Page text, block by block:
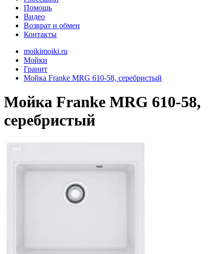
Помощь
Видео
Возврат и обмен
Контакты
moikimoiki.ru
Мойки
Гранит
Мойка Franke MRG 610-58, серебристый
Мойка Franke MRG 610-58,
серебристый